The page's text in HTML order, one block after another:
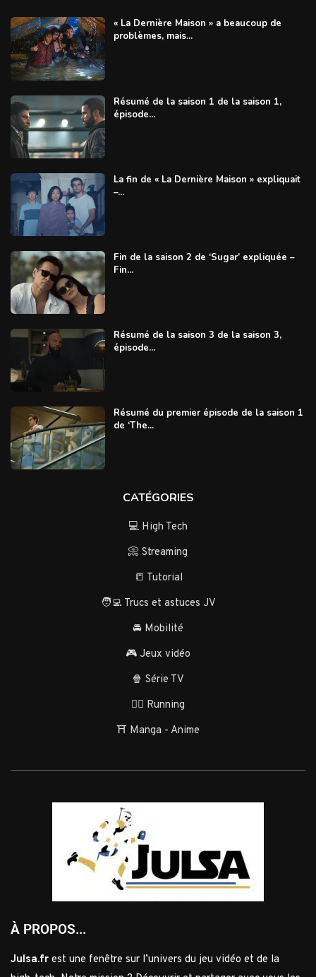
« La Dernière Maison » a beaucoup de
problèmes, mais...
Résumé de la saison 1 de la saison 1,
épisode...
La fin de « La Dernière Maison » expliquait
–...
Fin de la saison 2 de ‘Sugar’ expliquée –
Fin...
Résumé de la saison 3 de la saison 3,
épisode...
Résumé du premier épisode de la saison 1
de ‘The...
CATÉGORIES
💻 High Tech
📀 Streaming
📒 Tutorial
🧑‍💻 Trucs et astuces JV
🚘 Mobilité
🎮 Jeux vidéo
🍿 Série TV
🏃‍♂️ Running
⛩️ Manga - Anime
À PROPOS...
Julsa.fr est une fenêtre sur l’univers du jeu vidéo et de la